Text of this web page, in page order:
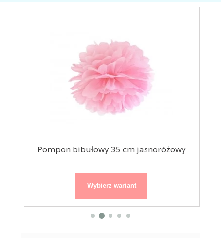
Pompon bibułowy 35 cm jasnoróżowy
Wybierz wariant